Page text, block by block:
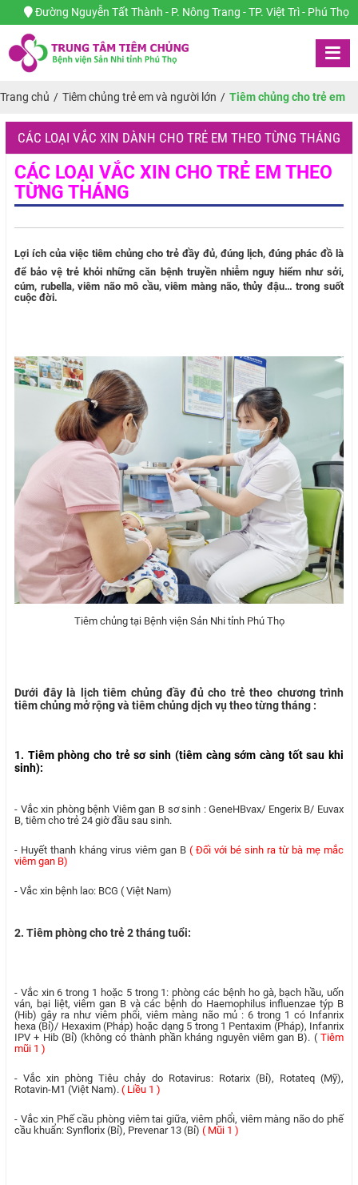
Đường Nguyễn Tất Thành - P. Nông Trang - TP. Việt Trì - Phú Thọ
Trang chủ / Tiêm chủng trẻ em và người lớn / Tiêm chủng cho trẻ em
CÁC LOẠI VẮC XIN DÀNH CHO TRẺ EM THEO TỪNG THÁNG
CÁC LOẠI VẮC XIN CHO TRẺ EM THEO
TỪNG THÁNG
Lợi ích của việc tiêm chủng cho trẻ đầy đủ, đúng lịch, đúng phác đồ là
để bảo vệ trẻ khỏi những căn bệnh truyền nhiễm nguy hiểm như sởi,
cúm, rubella, viêm não mô cầu, viêm màng não, thủy đậu… trong suốt
cuộc đời.
Tiêm chủng tại Bệnh viện Sản Nhi tỉnh Phú Thọ
Dưới đây là lịch tiêm chủng đầy đủ cho trẻ theo chương trình
tiêm chủng mở rộng và tiêm chủng dịch vụ theo từng tháng :
1. Tiêm phòng cho trẻ sơ sinh (tiêm càng sớm càng tốt sau khi
sinh):
- Vắc xin phòng bệnh Viêm gan B sơ sinh : GeneHBvax/ Engerix B/ Euvax
B, tiêm cho trẻ 24 giờ đầu sau sinh.
- Huyết thanh kháng virus viêm gan B ( Đối với bé sinh ra từ bà mẹ mắc
viêm gan B)
- Vắc xin bệnh lao: BCG ( Việt Nam)
2. Tiêm phòng cho trẻ 2 tháng tuổi:
- Vắc xin 6 trong 1 hoặc 5 trong 1: phòng các bệnh ho gà, bạch hầu, uốn
ván, bại liệt, viêm gan B và các bệnh do Haemophilus influenzae týp B
(Hib) gây ra như viêm phổi, viêm màng não mủ : 6 trong 1 có Infanrix
hexa (Bỉ)/ Hexaxim (Pháp) hoặc dạng 5 trong 1 Pentaxim (Pháp), Infanrix
IPV + Hib (Bỉ) (không có thành phần kháng nguyên viêm gan B). ( Tiêm
mũi 1 )
- Vắc xin phòng Tiêu chảy do Rotavirus: Rotarix (Bỉ), Rotateq (Mỹ),
Rotavin-M1 (Việt Nam). ( Liều 1 )
- Vắc xin Phế cầu phòng viêm tai giữa, viêm phổi, viêm màng não do phế
cầu khuẩn: Synflorix (Bỉ), Prevenar 13 (Bỉ) ( Mũi 1 )